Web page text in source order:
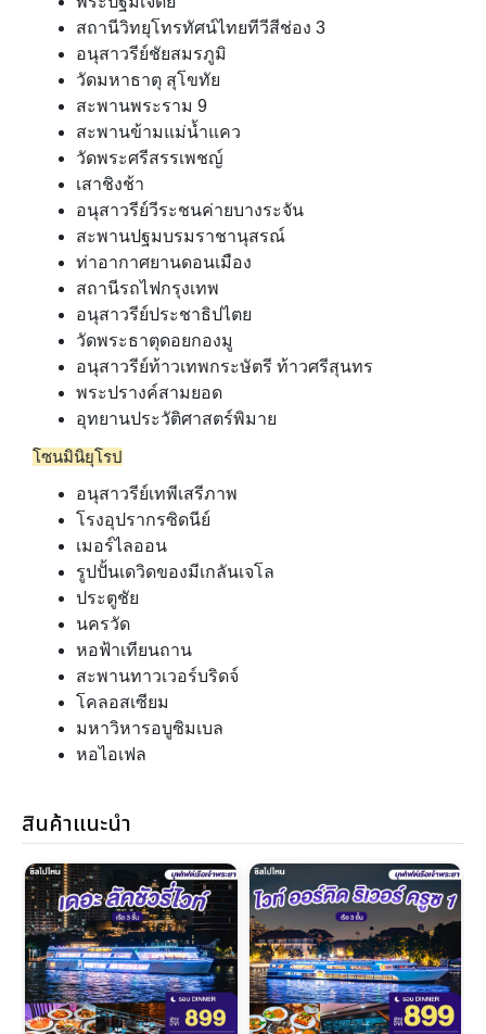
สถานีวิทยุโทรทัศน์ไทยทีวีสีช่อง 3
อนุสาวรีย์ชัยสมรภูมิ
วัดมหาธาตุ สุโขทัย
สะพานพระราม 9
สะพานข้ามแม่น้ำแคว
วัดพระศรีสรรเพชญ์
เสาชิงช้า
อนุสาวรีย์วีระชนค่ายบางระจัน
สะพานปฐมบรมราชานุสรณ์
ท่าอากาศยานดอนเมือง
สถานีรถไฟกรุงเทพ
อนุสาวรีย์ประชาธิปไตย
วัดพระธาตุดอยกองมู
อนุสาวรีย์ท้าวเทพกระษัตรี ท้าวศรีสุนทร
พระปรางค์สามยอด
อุทยานประวัติศาสตร์พิมาย
โซนมินิยุโรป
อนุสาวรีย์เทพีเสรีภาพ
โรงอุปรากรซิดนีย์
เมอร์ไลออน
รูปปั้นเดวิดของมีเกลันเจโล
ประตูชัย
นครวัด
หอฟ้าเทียนถาน
สะพานทาวเวอร์บริดจ์
โคลอสเซียม
มหาวิหารอบูซิมเบล
หอไอเฟล
สินค้าแนะนำ